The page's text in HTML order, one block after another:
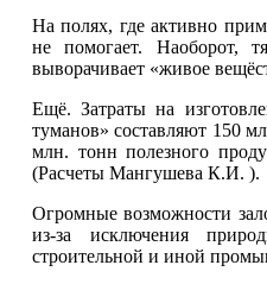
На полях, где активно
не помогает. Наоборот,
выворачивает «живое
Ещё. Затраты на
туманов» составляют 150
млн. тонн полезного
(Расчеты Мангушева К.И. ).
Огромные возможности
из-за исключения
строительной и иной